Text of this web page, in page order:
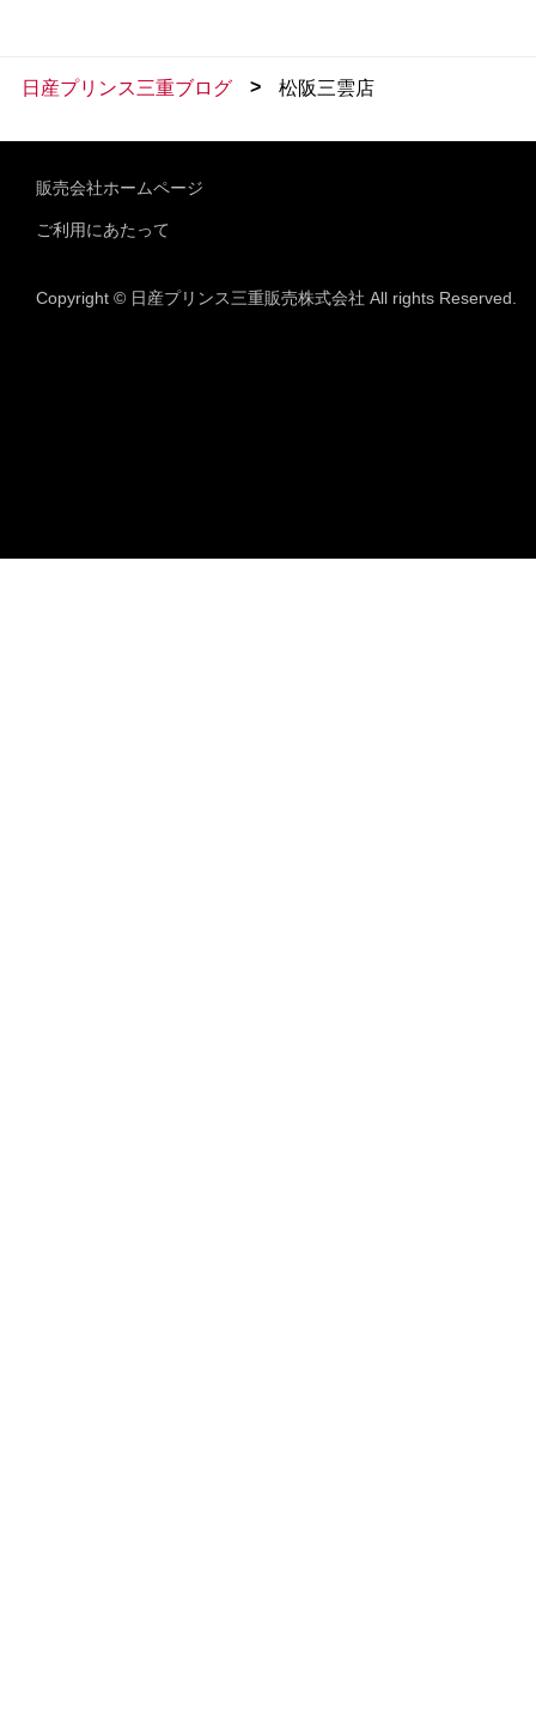
日産プリンス三重ブログ > 松阪三雲店
販売会社ホームページ
ご利用にあたって
Copyright © 日産プリンス三重販売株式会社 All rights Reserved.